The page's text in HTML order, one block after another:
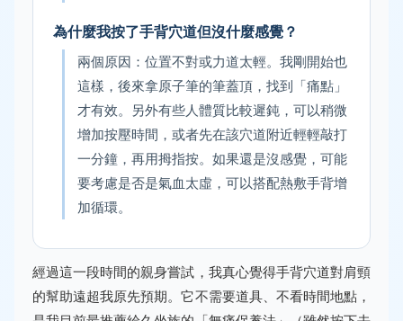
為什麼我按了手背穴道但沒什麼感覺？
兩個原因：位置不對或力道太輕。我剛開始也
這樣，後來拿原子筆的筆蓋頂，找到「痛點」
才有效。另外有些人體質比較遲鈍，可以稍微
增加按壓時間，或者先在該穴道附近輕輕敲打
一分鐘，再用拇指按。如果還是沒感覺，可能
要考慮是否是氣血太虛，可以搭配熱敷手背增
加循環。
經過這一段時間的親身嘗試，我真心覺得手背穴道對肩頸
的幫助遠超我原先預期。它不需要道具、不看時間地點，